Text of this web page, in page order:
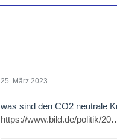
25. März 2023
was sind den CO2 neutrale
https://www.bild.de/politik/